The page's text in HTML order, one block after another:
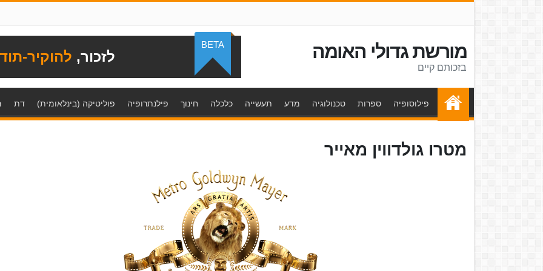
מורשת גדולי האומה
בזכותם קיים
לזכור, להוקיר-
BETA
פילוסופיה ספרות טכנולוגיה מדע תעשייה כלכלה חינוך פילנתרופיה פוליטיקה (בינלאומית) דת
מטרו גולדווין מאייר